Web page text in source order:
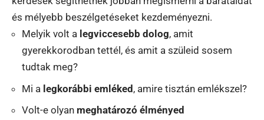
és mélyebb beszélgetéseket kezdeményezni.
Melyik volt a legviccesebb dolog, amit
gyerekkorodban tettél, és amit a szüleid sosem
tudtak meg?
Mi a legkorábbi emléked, amire tisztán emlékszel?
Volt-e olyan meghatározó élményed